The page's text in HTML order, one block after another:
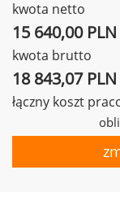
kwota netto
15 640,00 PLN
kwota brutto
18 843,07 PLN
łączny koszt